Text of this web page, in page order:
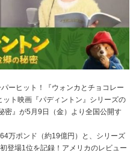
ーヒット！『ウォンカとチョコレー
ット映画『パディントン』シリーズの
密』が5月9日（金）より全国公開す
万ポンド（約19億円）と、シリーズ
登場1位を記録！アメリカのレビュー